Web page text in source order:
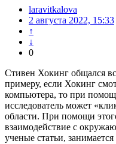
laravitkalova
2 августа 2022, 15:33
↑
↓
0
Стивен Хокинг общался
примеру, если Хокинг
компьютера, то при
исследователь может
области. При помощи
взаимодействие с
ученые статьи,